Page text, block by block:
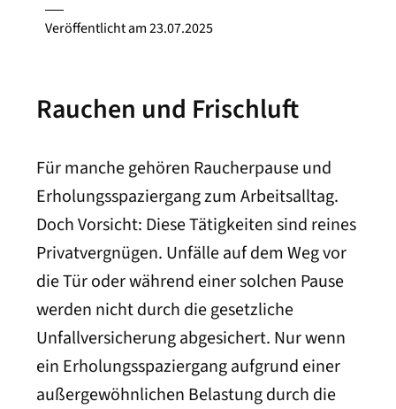
Veröffentlicht am23.07.2025
Rauchen und Frischluft
Für manche gehören Raucherpause und
Erholungsspaziergang zum Arbeitsalltag.
Doch Vorsicht: Diese Tätigkeiten sind reines
Privatvergnügen. Unfälle auf dem Weg vor
die Tür oder während einer solchen Pause
werden nicht durch die gesetzliche
Unfallversicherung abgesichert. Nur wenn
ein Erholungsspaziergang aufgrund einer
außergewöhnlichen Belastung durch die